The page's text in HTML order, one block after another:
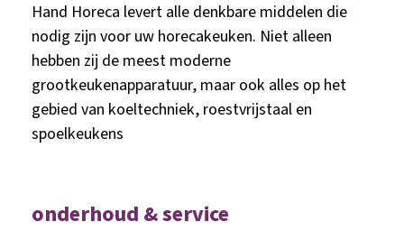
Hand Horeca levert alle denkbare middelen die
nodig zijn voor uw horecakeuken. Niet alleen
hebben zij de meest moderne
grootkeukenapparatuur, maar ook alles op het
gebied van koeltechniek, roestvrijstaal en
spoelkeukens
onderhoud & service